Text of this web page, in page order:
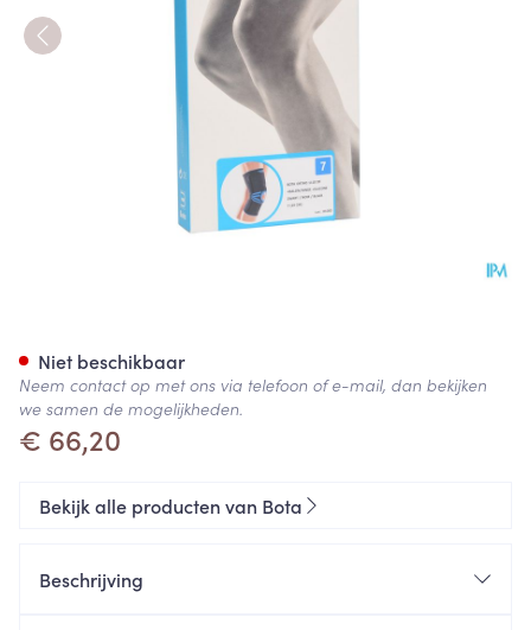
€ 66,20
Niet beschikbaar
Neem contact op met ons via telefoon of e-mail, dan bekijken
we samen de mogelijkheden.
Bekijk alle producten van Bota
Beschrijving